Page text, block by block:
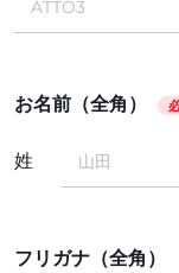
お名前（全角）
姓
フリガナ（全角）